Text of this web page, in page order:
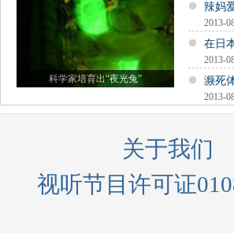
科学家培育出“夜光兔”
辣妈
2013-
在日
2013-
濒死
2013-
关于我们
视听节目许可证